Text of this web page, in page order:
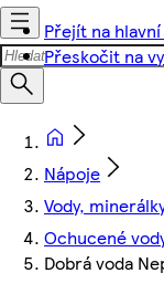
Přejít na
Přeskočit na
Nápoje
Vody,
Ochucené
Dobrá voda